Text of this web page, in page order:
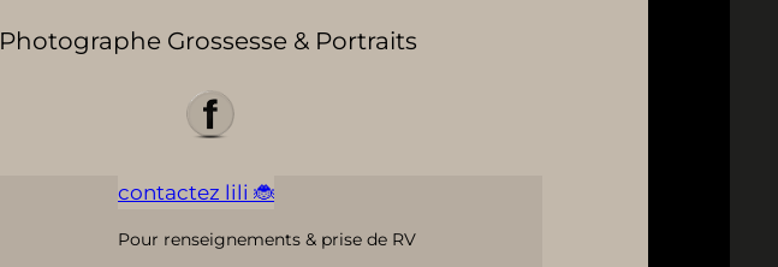
Photographe Grossesse & Portraits
contactez lili 🐞
Pour renseignements & prise de RV